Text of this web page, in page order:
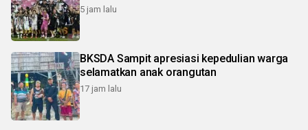
5 jam lalu
BKSDA Sampit apresiasi kepedulian warga
selamatkan anak orangutan
17 jam lalu